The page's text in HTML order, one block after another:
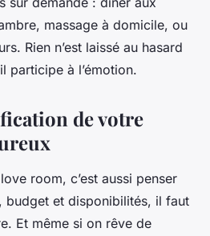
massage à domicile, ou
Rien n’est laissé au hasard
participe à l’émotion.
de votre
room, c’est aussi penser
budget et disponibilités, il faut
Et même si on rêve de